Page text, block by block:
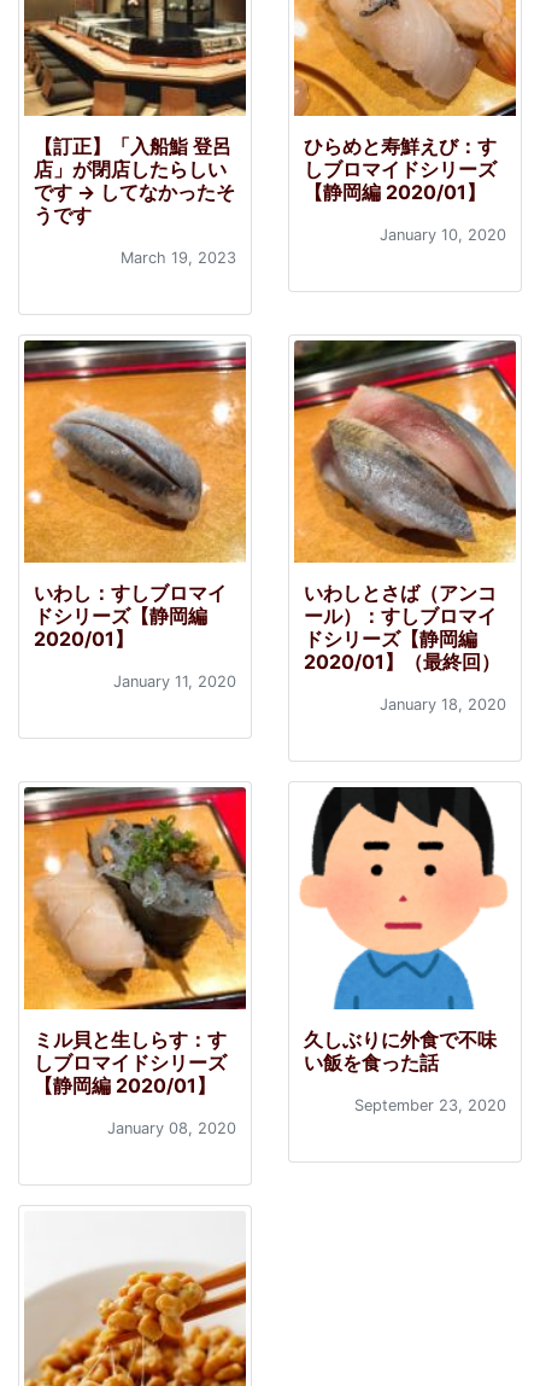
【訂正】「入船鮨 登呂
店」が閉店したらしい
です → してなかったそ
うです
March 19, 2023
ひらめと寿鮮えび：す
しブロマイドシリーズ
【静岡編 2020/01】
January 10, 2020
いわし：すしブロマイ
ドシリーズ【静岡編
2020/01】
January 11, 2020
いわしとさば（アンコ
ール）：すしブロマイ
ドシリーズ【静岡編
2020/01】（最終回）
January 18, 2020
ミル貝と生しらす：す
しブロマイドシリーズ
【静岡編 2020/01】
January 08, 2020
久しぶりに外食で不味
い飯を食った話
September 23, 2020